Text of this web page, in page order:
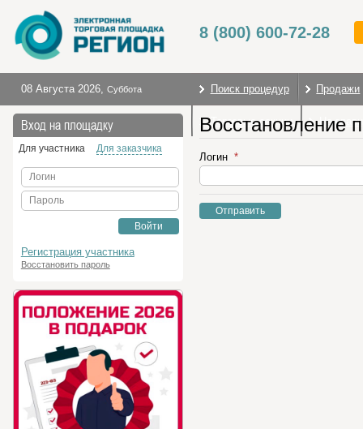
8 (800) 600-72-28
08 Августа 2026, Суббота Поиск процедур Продажи
Торговые секции На
Вход на площадку
Для участника Для заказчика
Логин
Пароль
Войти
Регистрация участника
Восстановить пароль
Восстановление
Логин
Отправить